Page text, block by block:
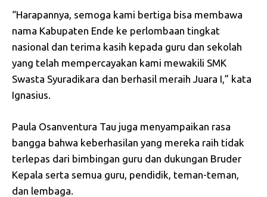
“Harapannya, semoga kami bertiga bisa membawa
nama Kabupaten Ende ke perlombaan tingkat
nasional dan terima kasih kepada guru dan sekolah
yang telah mempercayakan kami mewakili SMK
Swasta Syuradikara dan berhasil meraih Juara I,” kata
Ignasius.
Paula Osanventura Tau juga menyampaikan rasa
bangga bahwa keberhasilan yang mereka raih tidak
terlepas dari bimbingan guru dan dukungan Bruder
Kepala serta semua guru, pendidik, teman-teman,
dan lembaga.